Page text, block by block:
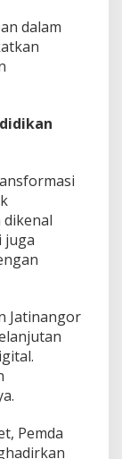
dalam
juga
Jatinangor
Pemda